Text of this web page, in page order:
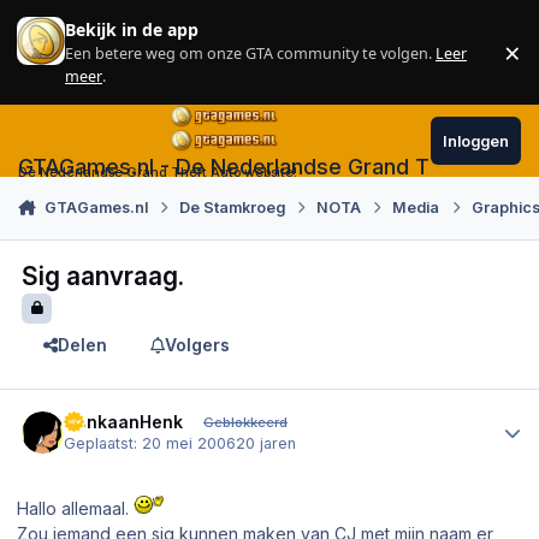
Skip to content
Bekijk in de app
Een betere weg om onze GTA community te volgen. Leer
meer.
×
GTAGames.nl - De Nederlandse Grand Theft Auto
De Nederlandse Grand Theft Auto website!
Inloggen
GTAGames.nl De Stamkroeg NOTA Media
Sig aanvraag.
Delen Volgers
DenkaanHenk Geblokkeerd
Geplaatst: 20 mei 200620 jaren
Hallo allemaal.
Zou iemand een sig kunnen maken van CJ met mijn naam er